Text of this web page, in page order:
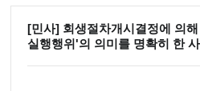
[민사] 회생절차개시결정에 의
실행행위'의 의미를 명확히 한